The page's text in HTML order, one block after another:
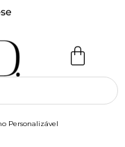
Personalizável